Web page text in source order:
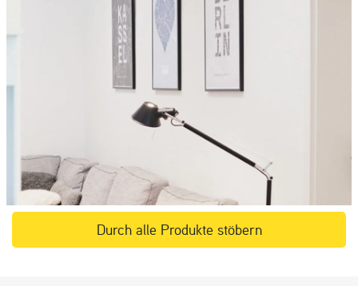
Durch alle Produkte stöbern